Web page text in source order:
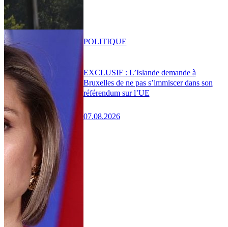
EXCLUSIF : L’Islande demande à
Bruxelles de ne pas s’immiscer dans son
référendum sur l’UE
07.08.2026
POLITIQUE